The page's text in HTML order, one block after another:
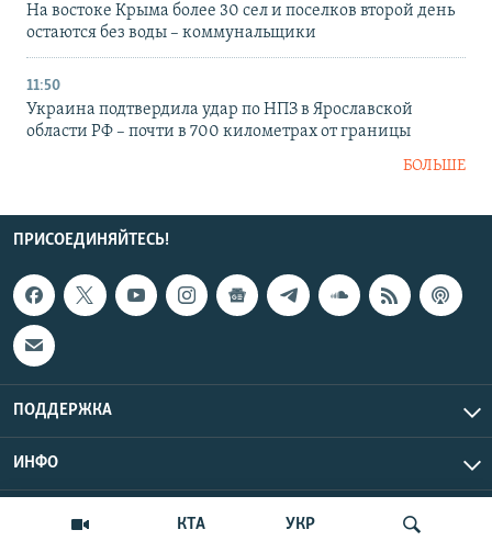
КТА УКР
На востоке Крыма более 30 сел и поселков второй день
остаются без воды – коммунальщики
11:50
Украина подтвердила удар по НПЗ в Ярославской
области РФ – почти в 700 километрах от границы
БОЛЬШЕ
ПРИСОЕДИНЯЙТЕСЬ!
ПОДДЕРЖКА
ИНФО
Copyright Крым.Реалии, 2026 | Все права защищены.
UTC+3